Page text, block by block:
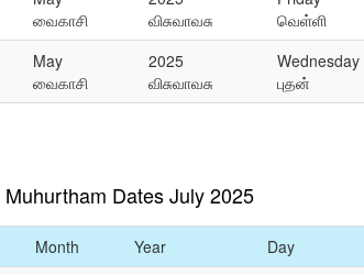
வைகாசி
விசுவாவசு
வெள்ளி
May
வைகாசி
2025
விசுவாவசு
Wednesday
புதன்
Muhurtham Dates July 2025
Month Year Day